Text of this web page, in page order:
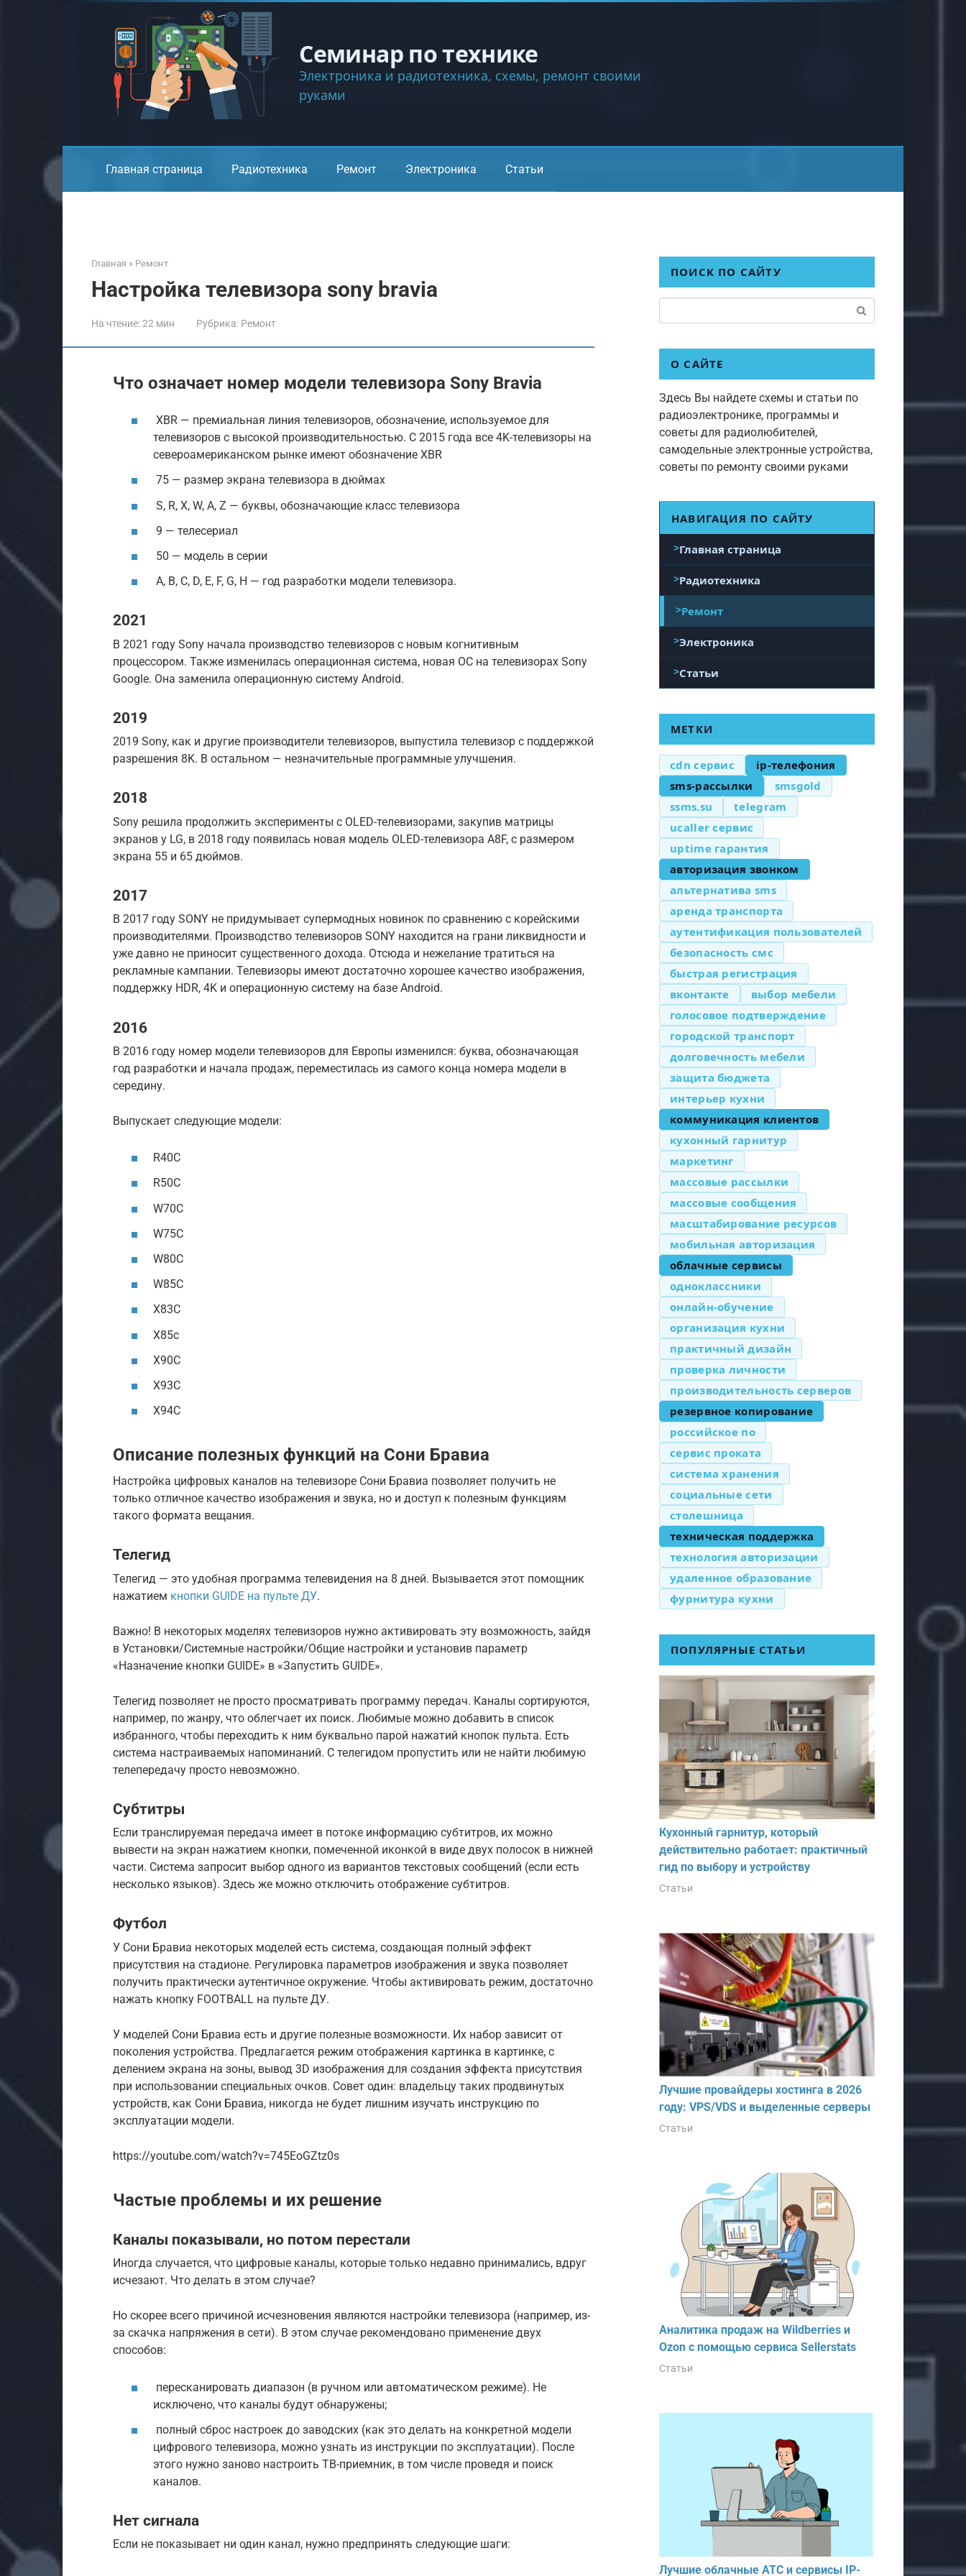
Семинар по технике
Электроника и радиотехника, схемы, ремонт своими
руками
Главная страница Радиотехника Ремонт Электроника Статьи
Главная » Ремонт
Настройка телевизора sony bravia
На чтение:22 мин Рубрика: Ремонт
Что означает номер модели телевизора Sony Bravia
XBR — премиальная линия телевизоров, обозначение, используемое для
телевизоров с высокой производительностью. С 2015 года все 4K-телевизоры на
североамериканском рынке имеют обозначение XBR
75 — размер экрана телевизора в дюймах
S, R, X, W, A, Z — буквы, обозначающие класс телевизора
9 — телесериал
50 — модель в серии
A, B, C, D, E, F, G, H — год разработки модели телевизора.
2021
В 2021 году Sony начала производство телевизоров с новым когнитивным
процессором. Также изменилась операционная система, новая OC на телевизорах Sony
Google. Она заменила операционную систему Android.
2019
2019 Sony, как и другие производители телевизоров, выпустила телевизор с поддержкой
разрешения 8K. В остальном — незначительные программные улучшения.
2018
Sony решила продолжить эксперименты с OLED-телевизорами, закупив матрицы
экранов у LG, в 2018 году появилась новая модель OLED-телевизора A8F, с размером
экрана 55 и 65 дюймов.
2017
В 2017 году SONY не придумывает супермодных новинок по сравнению с корейскими
производителями. Производство телевизоров SONY находится на грани ликвидности и
уже давно не приносит существенного дохода. Отсюда и нежелание тратиться на
рекламные кампании. Телевизоры имеют достаточно хорошее качество изображения,
поддержку HDR, 4K и операционную систему на базе Android.
2016
В 2016 году номер модели телевизоров для Европы изменился: буква, обозначающая
год разработки и начала продаж, переместилась из самого конца номера модели в
середину.
Выпускает следующие модели:
R40C
R50C
W70C
W75C
W80C
W85C
X83C
X85c
X90C
X93C
X94C
Описание полезных функций на Сони Бравиа
Настройка цифровых каналов на телевизоре Сони Бравиа позволяет получить не
только отличное качество изображения и звука, но и доступ к полезным функциям
такого формата вещания.
Телегид
Телегид — это удобная программа телевидения на 8 дней. Вызывается этот помощник
нажатием кнопки GUIDE на пульте ДУ.
Важно! В некоторых моделях телевизоров нужно активировать эту возможность, зайдя
в Установки/Системные настройки/Общие настройки и установив параметр
«Назначение кнопки GUIDE» в «Запустить GUIDE».
Телегид позволяет не просто просматривать программу передач. Каналы сортируются,
например, по жанру, что облегчает их поиск. Любимые можно добавить в список
избранного, чтобы переходить к ним буквально парой нажатий кнопок пульта. Есть
система настраиваемых напоминаний. С телегидом пропустить или не найти любимую
телепередачу просто невозможно.
Субтитры
Если транслируемая передача имеет в потоке информацию субтитров, их можно
вывести на экран нажатием кнопки, помеченной иконкой в виде двух полосок в нижней
части. Система запросит выбор одного из вариантов текстовых сообщений (если есть
несколько языков). Здесь же можно отключить отображение субтитров.
Футбол
У Сони Бравиа некоторых моделей есть система, создающая полный эффект
присутствия на стадионе. Регулировка параметров изображения и звука позволяет
получить практически аутентичное окружение. Чтобы активировать режим, достаточно
нажать кнопку FOOTBALL на пульте ДУ.
У моделей Сони Бравиа есть и другие полезные возможности. Их набор зависит от
поколения устройства. Предлагается режим отображения картинка в картинке, с
делением экрана на зоны, вывод 3D изображения для создания эффекта присутствия
при использовании специальных очков. Совет один: владельцу таких продвинутых
устройств, как Сони Бравиа, никогда не будет лишним изучать инструкцию по
эксплуатации модели.
https://youtube.com/watch?v=745EoGZtz0s
Частые проблемы и их решение
Каналы показывали, но потом перестали
Иногда случается, что цифровые каналы, которые только недавно принимались, вдруг
исчезают. Что делать в этом случае?
Но скорее всего причиной исчезновения являются настройки телевизора (например, из-
за скачка напряжения в сети). В этом случае рекомендовано применение двух
способов:
пересканировать диапазон (в ручном или автоматическом режиме). Не
исключено, что каналы будут обнаружены;
полный сброс настроек до заводских (как это делать на конкретной модели
цифрового телевизора, можно узнать из инструкции по эксплуатации). После
этого нужно заново настроить ТВ-приемник, в том числе проведя и поиск
каналов.
Нет сигнала
Если не показывает ни один канал, нужно предпринять следующие шаги:
ПОИСК ПО САЙТУ
О САЙТЕ
Здесь Вы найдете схемы и статьи по
радиоэлектронике, программы и
советы для радиолюбителей,
самодельные электронные устройства,
советы по ремонту своими руками
НАВИГАЦИЯ ПО САЙТУ
Главная страница
Радиотехника
Ремонт
Электроника
Статьи
МЕТКИ
cdn сервис
ip-телефония
sms-рассылки
smsgold
ssms.su
telegram
ucaller сервис
uptime гарантия
авторизация звонком
альтернатива sms
аренда транспорта
аутентификация пользователей
безопасность смс
быстрая регистрация
вконтакте
выбор мебели
голосовое подтверждение
городской транспорт
долговечность мебели
защита бюджета
интерьер кухни
коммуникация клиентов
кухонный гарнитур
маркетинг
массовые рассылки
массовые сообщения
масштабирование ресурсов
мобильная авторизация
облачные сервисы
одноклассники
онлайн-обучение
организация кухни
практичный дизайн
проверка личности
производительность серверов
резервное копирование
российское по
сервис проката
система хранения
социальные сети
столешница
техническая поддержка
технология авторизации
удаленное образование
фурнитура кухни
ПОПУЛЯРНЫЕ СТАТЬИ
Кухонный гарнитур, который
действительно работает: практичный
гид по выбору и устройству
Статьи
Лучшие провайдеры хостинга в 2026
году: VPS/VDS и выделенные серверы
Статьи
Аналитика продаж на Wildberries и
Ozon с помощью сервиса Sellerstats
Статьи
Лучшие облачные АТС и сервисы IP-